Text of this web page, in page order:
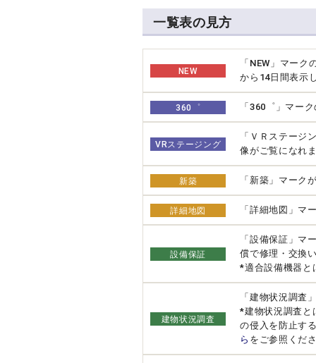
一覧表の見方
NEW
「NEW」マー
から14日間表示
360゜ 「360゜」マー
VRステージング
「ＶＲステージ
像がご覧になれ
新築 「新築」マーク
詳細地図 「詳細地図」マ
設備保証
「設備保証」マ
償で修理・交換
*適合設備機器と
建物状況調査
「建物状況調査
*建物状況調査と
の侵入を防止す
ら をご参照くだ